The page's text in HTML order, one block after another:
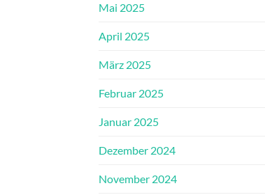
Mai 2025
April 2025
März 2025
Februar 2025
Januar 2025
Dezember 2024
November 2024